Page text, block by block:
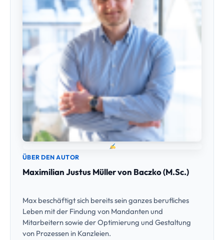
ÜBER DEN AUTOR
Maximilian Justus Müller von Baczko (M.Sc.)
Max beschäftigt sich bereits sein ganzes berufliches
Leben mit der Findung von Mandanten und
Mitarbeitern sowie der Optimierung und Gestaltung
von Prozessen in Kanzleien.